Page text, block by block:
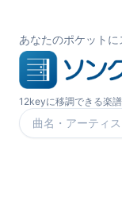
あなたのポケット
12keyに移調できる楽
楽曲を検索